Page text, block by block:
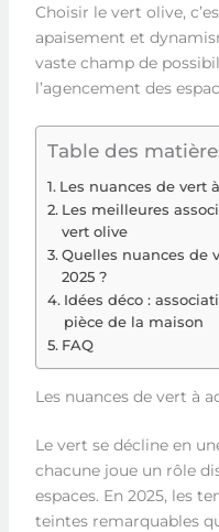
Choisir le vert olive,
apaisement et
vaste champ de
l’agencement des
Table des
Les nuances de vert
Les meilleures
vert olive
Quelles nuances de
2025 ?
Idées déco :
pièce de la maison
FAQ
Les nuances de vert à
Le vert se décline en
chacune joue un rôle
espaces. En 2025, les
teintes remarquables